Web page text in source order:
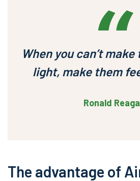
When you can’t
light, make them
Ronald
The advantage of